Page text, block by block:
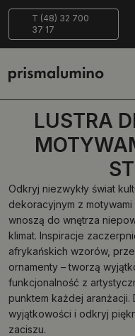
T (48) 32 700
37 17
14 dni na
zwrot
LUSTRA
Odkryj niezwykły świat
dekoracyjnym z
wnoszą do wnętrza
klimat. Inspiracje
afrykańskich wzorów,
ornamenty – tworzą
funkcjonalność z
punktem każdej aranżacji.
wyjątkowości i odkryj
zaciszu.